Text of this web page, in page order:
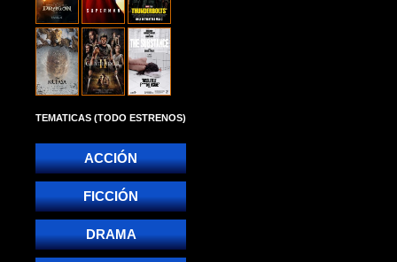
TEMATICAS (TODO ESTRENOS)
ACCIÓN
FICCIÓN
DRAMA